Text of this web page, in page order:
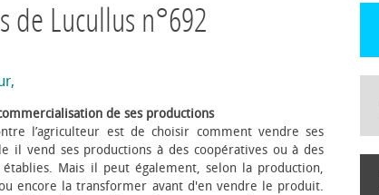
de Lucullus n°692
de ses productions
l’agriculteur est de choisir comment vendre ses
il vend ses productions à des coopératives ou à des
établies. Mais il peut également, selon la production,
encore la transformer avant d'en vendre le produit.